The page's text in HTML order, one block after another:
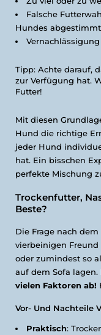
Falsche
Hundes
Tipp: Achte darauf,
zur Verfügung hat.
Futter!
Mit diesen
Hund die richtige
jeder Hund
hat. Ein bisschen
perfekte Mischung
Trockenfutter,
Beste?
Die Frage nach
vierbeinigen
oder zumindest so
auf dem Sofa lagen.
vielen Faktoren ab!
Vor- Und Nachteile
Praktisch: